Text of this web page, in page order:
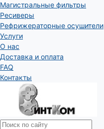
Магистральные фильтры
Ресиверы
Рефрижераторные осушители
Услуги
О нас
Доставка и оплата
FAQ
Контакты